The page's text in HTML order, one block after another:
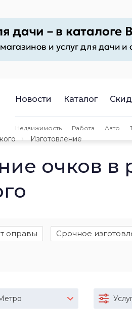
Новости Каталог
Недвижимость Работа Авто
Изготовление
очков в
оправы Срочное